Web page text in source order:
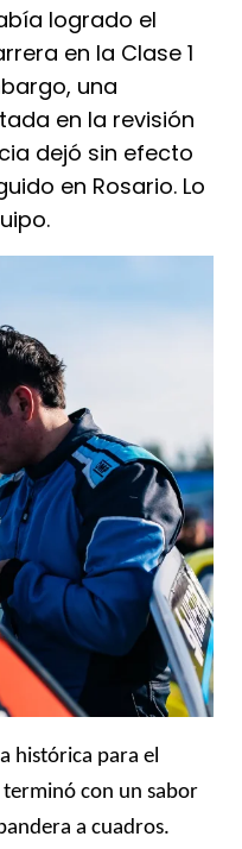
logrado el
en la Clase 1
una
en la revisión
dejó sin efecto
en Rosario. Lo
histórica para el
con un sabor
a cuadros.